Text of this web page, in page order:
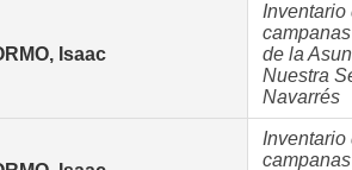
Isaac
Inventario
de la
Nuestra
Navarrés
Inventario